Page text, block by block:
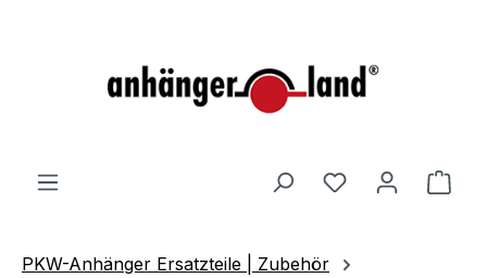
PKW-Anhänger Ersatzteile | Zubehör